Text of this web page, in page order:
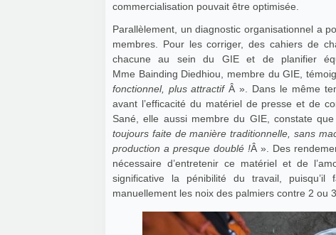
commercialisation pouvait être optimisée.
Parallèlement, un diagnostic organisationnel a
membres. Pour les corriger, des cahiers de
chacune au sein du GIE et de planifier
Mme Bainding Diedhiou, membre du GIE,
fonctionnel, plus attractif Â ». Dans le même
avant l’efficacité du matériel de presse et de
Sané, elle aussi membre du GIE, constate
toujours faite de manière traditionnelle, sans
production a presque doublé !Â ». Des
nécessaire d’entretenir ce matériel et de
significative la pénibilité du travail, puisqu’il
manuellement les noix des palmiers contre 2 ou